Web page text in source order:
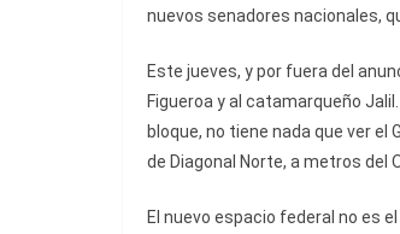
nuevos senadores nacionales,
Este jueves, y por fuera del
Figueroa y al catamarqueño
bloque, no tiene nada que ver
de Diagonal Norte, a metros del
El nuevo espacio federal no es